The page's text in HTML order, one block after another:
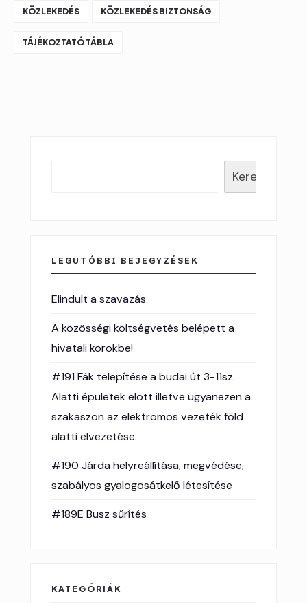
KÖZLEKEDÉS KÖZLEKEDÉS BIZTONSÁG
TÁJÉKOZTATÓ TÁBLA
Keresés
LEGUTÓBBI BEJEGYZÉSEK
Elindult a szavazás
A közösségi költségvetés belépett a
hivatali körökbe!
#191 Fák telepítése a budai út 3-11sz.
Alatti épületek elött illetve ugyanezen a
szakaszon az elektromos vezeték föld
alatti elvezetése.
#190 Járda helyreállítása, megvédése,
szabályos gyalogosátkelő létesítése
#189E Busz sűrítés
KATEGÓRIÁK